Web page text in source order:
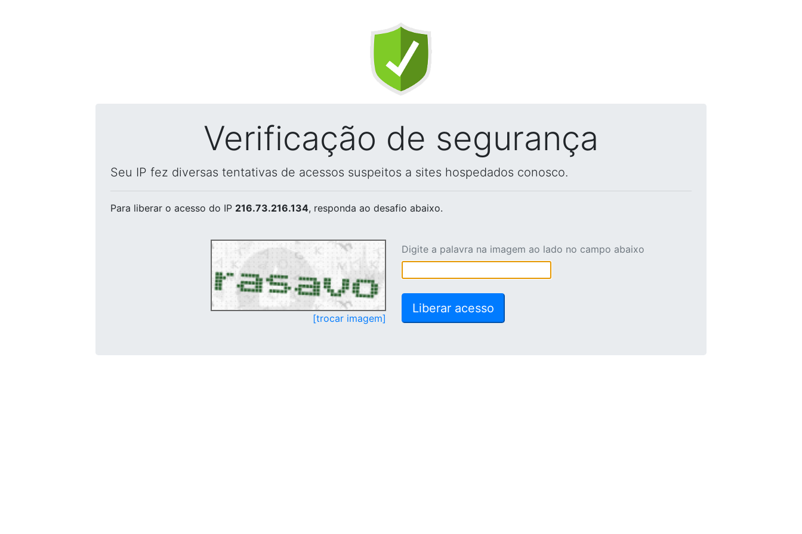
Verificação de segurança
Seu IP fez diversas tentativas de acessos suspeitos a sites hospedados conosco.
Para liberar o acesso do IP 216.73.216.134, responda ao desafio abaixo.
[trocar imagem]
Digite a palavra na imagem ao lado no campo abaixo